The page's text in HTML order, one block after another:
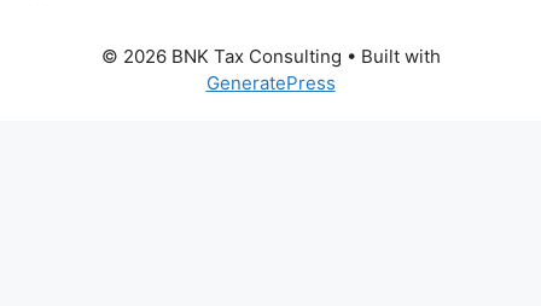
© 2026 BNK Tax Consulting • Built with
GeneratePress